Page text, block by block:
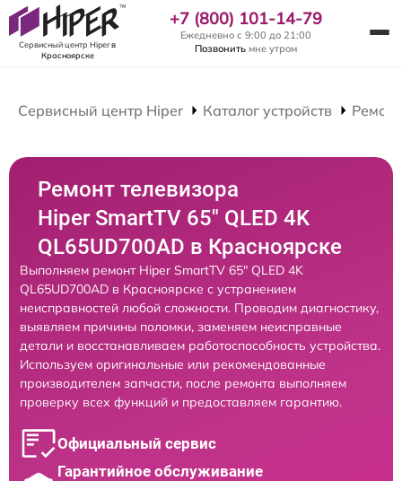
Сервисный центр Hiperв
Красноярске
+7 (800) 101-14-79
Ежедневно с 9:00 до 21:00
Позвонить мне утром
Сервисный центр Hiper Каталог устройств
Ремонт телевизора
Hiper SmartTV 65" QLED 4K
QL65UD700AD в Красноярске
Выполняем ремонт Hiper SmartTV 65" QLED 4K
QL65UD700AD в Красноярске с устранением
неисправностей любой сложности. Проводим диагностику,
выявляем причины поломки, заменяем неисправные
детали и восстанавливаем работоспособность устройства.
Используем оригинальные или рекомендованные
производителем запчасти, после ремонта выполняем
проверку всех функций и предоставляем гарантию.
Официальный сервис
Гарантийное обслуживание